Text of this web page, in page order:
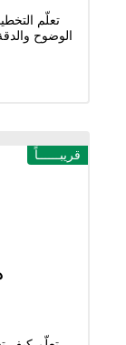
تعلّم
الوضوح
قريبــــــاً